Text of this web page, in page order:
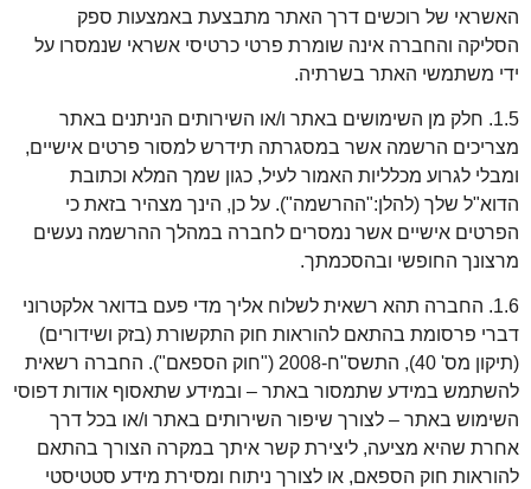
האשראי של רוכשים דרך האתר מתבצעת באמצעות ספק
הסליקה והחברה אינה שומרת פרטי כרטיסי אשראי שנמסרו על
ידי משתמשי האתר בשרתיה.
1.5. חלק מן השימושים באתר ו/או השירותים הניתנים באתר
מצריכים הרשמה אשר במסגרתה תידרש למסור פרטים אישיים,
ומבלי לגרוע מכלליות האמור לעיל, כגון שמך המלא וכתובת
הדוא"ל שלך (להלן:"ההרשמה"). על כן, הינך מצהיר בזאת כי
הפרטים אישיים אשר נמסרים לחברה במהלך ההרשמה נעשים
מרצונך החופשי ובהסכמתך.
1.6. החברה תהא רשאית לשלוח אליך מדי פעם בדואר אלקטרוני
דברי פרסומת בהתאם להוראות חוק התקשורת (בזק ושידורים)
(תיקון מס' 40), התשס"ח-2008 ("חוק הספאם"). החברה רשאית
להשתמש במידע שתמסור באתר – ובמידע שתאסוף אודות דפוסי
השימוש באתר – לצורך שיפור השירותים באתר ו/או בכל דרך
אחרת שהיא מציעה, ליצירת קשר איתך במקרה הצורך בהתאם
להוראות חוק הספאם, או לצורך ניתוח ומסירת מידע סטטיסטי